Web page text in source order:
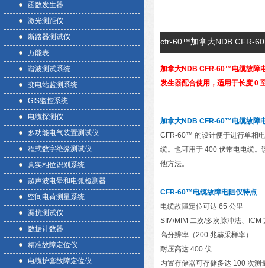
函数发生器
激光测距仪
断路器测试仪
万能表
谐波测试系统
变电站监测系统
GIS监控系统
电缆探测仪
多功能电气装置测试仪
程式数字绝缘测试仪
真实相位识别系统
超声波电晕和电弧检测器
空间电荷测量系统
漏抗测试仪
数据计数器
精准故障定位仪
电缆护套故障定位仪
cfr-60™加拿大NDB CFR-
加拿大NDB CFR-60™电缆故障
发生器配合使用，适用于长度 0
加拿大NDB CFR-60™电缆故障
CFR-60™ 的设计便于进行单相
缆。也可用于 400 伏带电电缆。
他方法。
CFR-60™电缆故障电阻仪特点
电缆故障定位可达 65 公里
SIM/MIM 二次/多次脉冲法、ICM
高分辨率（200 兆赫采样率）
耐压高达 400 伏
内置存储器可存储多达 100 次测